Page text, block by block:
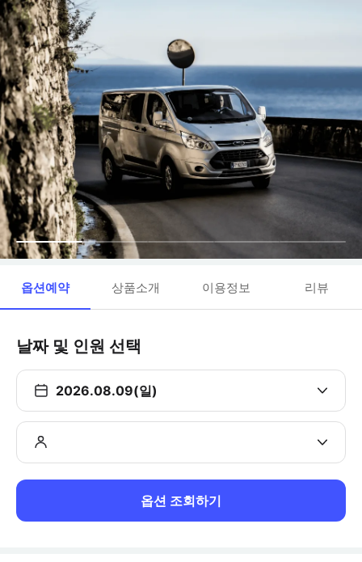
옵션예약 상품소개 이용정보 리뷰
날짜 및 인원 선택
2026.08.09(일)
옵션 조회하기